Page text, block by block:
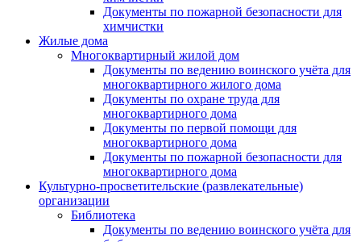
Документы по пожарной безопасности для
химчистки
Жилые дома
Многоквартирный жилой дом
Документы по ведению воинского учёта для
многоквартирного жилого дома
Документы по охране труда для
многоквартирного дома
Документы по первой помощи для
многоквартирного дома
Документы по пожарной безопасности для
многоквартирного дома
Культурно-просветительские (развлекательные)
организации
Библиотека
Документы по ведению воинского учёта для